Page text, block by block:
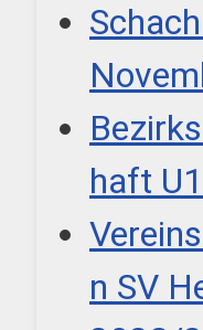
haft
n SV